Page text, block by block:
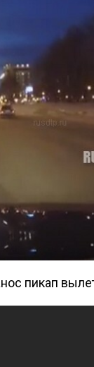
пикап